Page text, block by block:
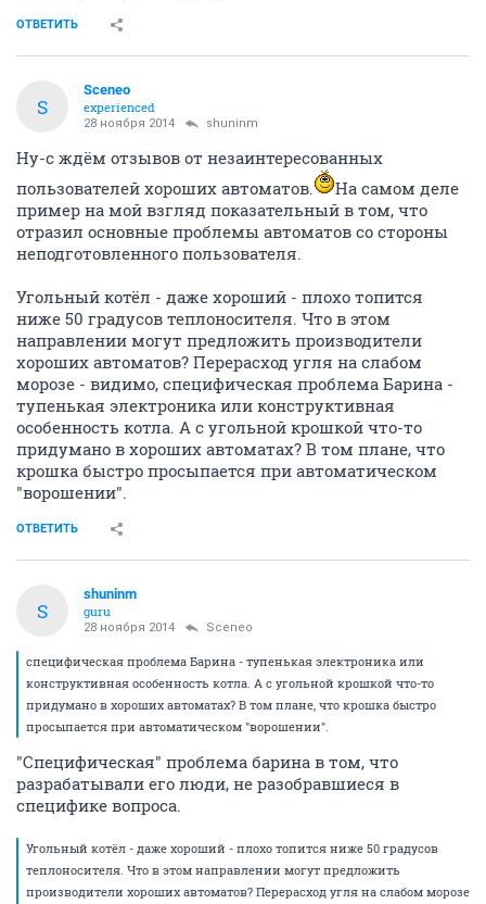
ОТВЕТИТЬ
S
Sceneo
experienced
28 ноября 2014 shuninm
Ну-с ждём отзывов от незаинтересованных
пользователей хороших автоматов.
На самом деле
пример на мой взгляд показательный в том, что
отразил основные проблемы автоматов со стороны
неподготовленного пользователя.
Угольный котёл - даже хороший - плохо топится
ниже 50 градусов теплоносителя. Что в этом
направлении могут предложить производители
хороших автоматов? Перерасход угля на слабом
морозе - видимо, специфическая проблема Барина -
тупенькая электроника или конструктивная
особенность котла. А с угольной крошкой что-то
придумано в хороших автоматах? В том плане, что
крошка быстро просыпается при автоматическом
"ворошении".
ОТВЕТИТЬ
S
shuninm
guru
28 ноября 2014 Sceneo
специфическая проблема Барина - тупенькая электроника или
конструктивная особенность котла. А с угольной крошкой что-то
придумано в хороших автоматах? В том плане, что крошка быстро
просыпается при автоматическом "ворошении".
"Специфическая" проблема барина в том, что
разрабатывали его люди, не разобравшиеся в
специфике вопроса.
Угольный котёл - даже хороший - плохо топится ниже 50 градусов
теплоносителя. Что в этом направлении могут предложить
производители хороших автоматов? Перерасход угля на слабом морозе